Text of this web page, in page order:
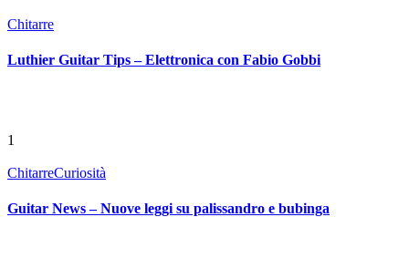
Chitarre
Luthier Guitar Tips – Elettronica con Fabio Gobbi
1
ChitarreCuriosità
Guitar News – Nuove leggi su palissandro e bubinga